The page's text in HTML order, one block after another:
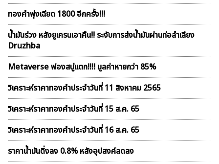
ทองคำพุ่งเฉียด 1800 อีกครั้ง!!!
น้ำมันร่วง หลังยูเครนเอาคืน!! ระงับการส่งน้ำมันผ่านท่อลำเลียง
Druzhba
Metaverse ฟองสบู่เเตก!!!! มูลค่าหายกว่า 85%
วิเคราะห์ราคาทองคําประจำวันที่ 11 สิงหาคม 2565
วิเคราะห์ราคาทองคําประจำวันที่ 15 ส.ค. 65
วิเคราะห์ราคาทองคําประจำวันที่ 16 ส.ค. 65
ราคาน้ำมันดิ่งลง 0.8% หลังอุปสงค์ลดลง